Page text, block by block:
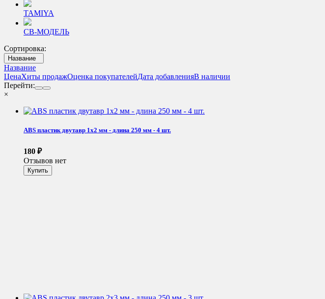
TAMIYA
СВ-МОДЕЛЬ
Сортировка:
Название
Название
ЦенаХиты продажОценка покупателейДата добавленияВ наличии
Перейти:
×
ABS пластик двутавр 1х2 мм - длина 250 мм - 4 шт.
180 ₽
Отзывов нет